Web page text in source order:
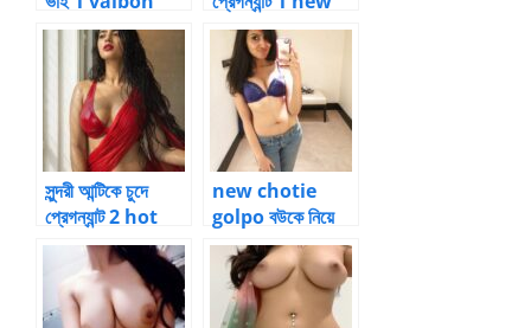
chotie golpo
choti golpo
সুন্দরী আন্টিকে চুদে
প্রেগন্যান্ট 2 hot
choti golpo
new chotie
golpo বউকে নিয়ে
গ্রুপ চোদন